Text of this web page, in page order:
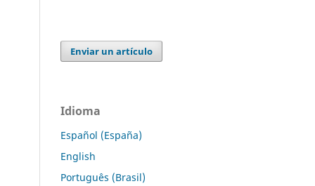
Enviar un artículo
Idioma
Español (España)
English
Português (Brasil)